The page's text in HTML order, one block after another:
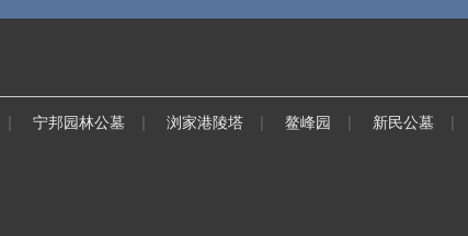
| 宁邦园林公墓 | 浏家港陵塔 | 鳌峰园 | 新民公墓 |